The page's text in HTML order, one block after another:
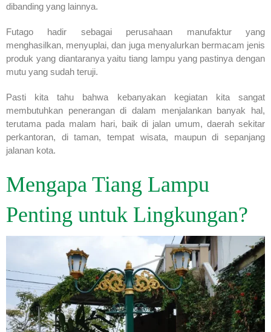
dibanding yang lainnya.
Futago hadir sebagai perusahaan manufaktur yang
menghasilkan, menyuplai, dan juga menyalurkan bermacam jenis
produk yang diantaranya yaitu tiang lampu yang pastinya dengan
mutu yang sudah teruji.
Pasti kita tahu bahwa kebanyakan kegiatan kita sangat
membutuhkan penerangan di dalam menjalankan banyak hal,
terutama pada malam hari, baik di jalan umum, daerah sekitar
perkantoran, di taman, tempat wisata, maupun di sepanjang
jalanan kota.
Mengapa Tiang Lampu
Penting untuk Lingkungan?